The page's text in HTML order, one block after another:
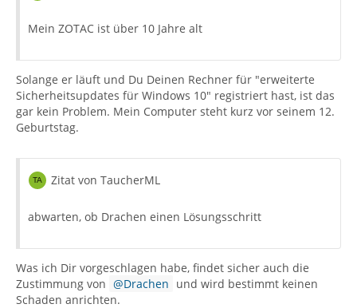
Mein ZOTAC ist über 10 Jahre alt
Solange er läuft und Du Deinen Rechner für "erweiterte
Sicherheitsupdates für Windows 10" registriert hast, ist das
gar kein Problem. Mein Computer steht kurz vor seinem 12.
Geburtstag.
Zitat von TaucherML
abwarten, ob Drachen einen Lösungsschritt
Was ich Dir vorgeschlagen habe, findet sicher auch die
Zustimmung von
Drachen und wird bestimmt keinen
Schaden anrichten.